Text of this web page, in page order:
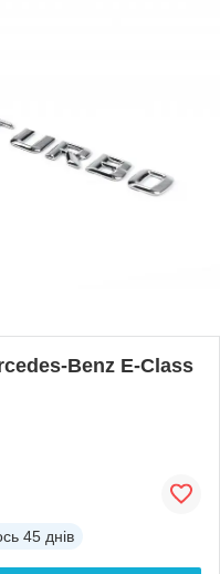
Benz E-Class
45 днів